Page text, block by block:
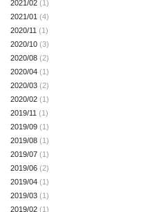
2021/02 (1)
2021/01 (4)
2020/11 (1)
2020/10 (3)
2020/08 (2)
2020/04 (1)
2020/03 (2)
2020/02 (1)
2019/11 (1)
2019/09 (1)
2019/08 (1)
2019/07 (1)
2019/06 (2)
2019/04 (1)
2019/03 (1)
2019/02 (1)